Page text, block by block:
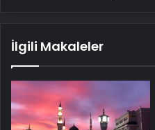
İlgili Makaleler